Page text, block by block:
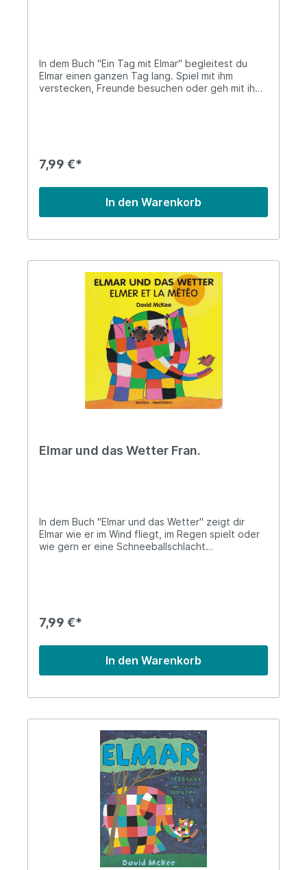
In dem Buch "Ein Tag mit Elmar" begleitest du
Elmar einen ganzen Tag lang. Spiel mit ihm
verstecken, Freunde besuchen oder geh mit ihm
7,99 €*
In den Warenkorb
Elmar und das Wetter Fran.
In dem Buch "Elmar und das Wetter" zeigt dir
Elmar wie er im Wind fliegt, im Regen spielt oder
wie gern er eine Schneeballschlacht
7,99 €*
In den Warenkorb